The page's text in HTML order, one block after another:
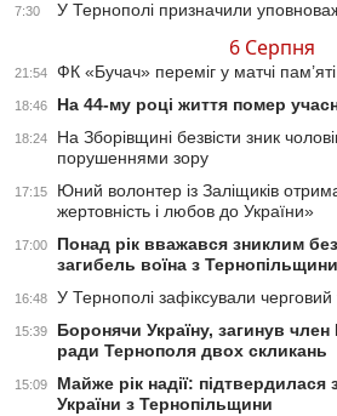
7:30 У Тернополі призначили
6 Серпня
21:54 ФК «Бучач» переміг у матчі
18:46 На 44-му році життя помер
18:24
На Зборівщині безвісти зник
порушеннями зору
17:15
Юний волонтер із Заліщиків
жертовність і любов до України»
17:00
Понад рік вважався зниклим
загибель воїна з Тернопільщини
16:48 У Тернополі зафіксували
15:39
Боронячи Україну, загинув член
ради Тернополя двох скликань
15:09
Майже рік надії: підтвердилася
України з Тернопільщини